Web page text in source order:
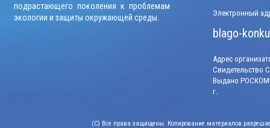
подрастающего поколения к проблемам
экологии и защиты окружающей среды.
Электронный
blago-
Адрес
Свидетельство
Выдано
г.
(C) Все права защищены. Копирование материалов